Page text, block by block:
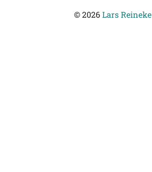
© 2026Lars Reineke